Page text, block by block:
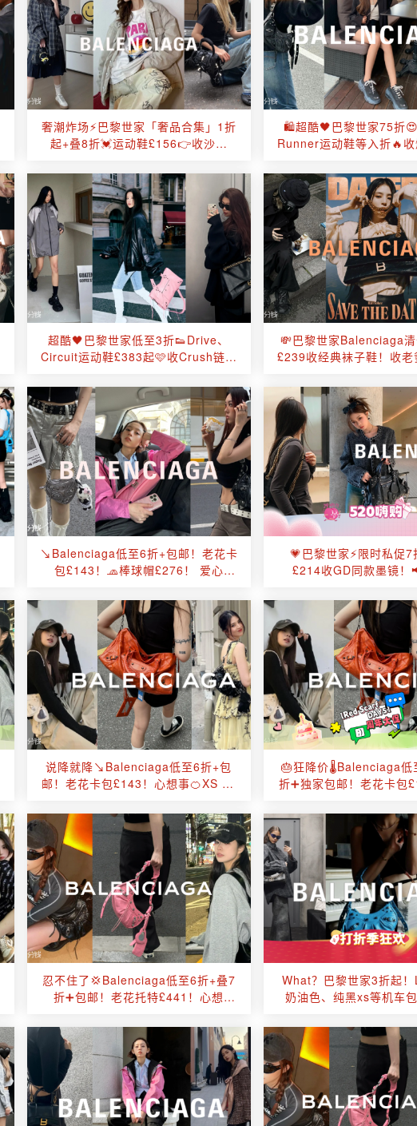
奢潮炸场⚡️巴黎世家「奢品合集」1折
起+叠8折💓运动鞋£156👉收沙漏
🛍超酷🖤巴黎世家75折
Runner运动鞋等入折🔥
超酷🖤巴黎世家低至3折👟Drive、
Circuit运动鞋£383起🩷收Crush链条
💸巴黎世家Balenciaga
£239收经典袜子鞋！收老
↘️Balenciaga低至6折+包邮！老花卡
包£143！🧢棒球帽£276！ 爱心
💗巴黎世家⚡️限时私促
£214收GD同款墨镜！
说降就降↘️Balenciaga低至6折+包
邮！老花卡包£143！心想事🍊XS Le
🎂狂降价🌡️Balenciaga低
折➕独家包邮！老花卡包
忍不住了💢Balenciaga低至6折+叠7
折➕包邮！老花托特£441！心想
What？巴黎世家3折起
奶油色、纯黑xs等机车